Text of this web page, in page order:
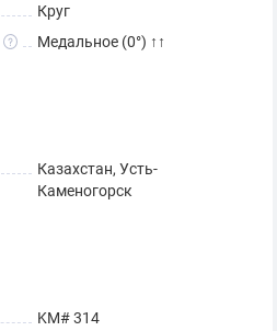
Круг
Медальное (0°) ↑↑
Казахстан, Усть-
Каменогорск
KM# 314